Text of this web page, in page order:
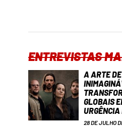
ENTREVISTAS
A ARTE
GLOBAIS
28 DE JULHO